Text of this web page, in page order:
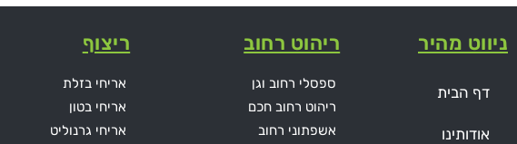
ניווט מהיר
דף הבית
אודותינו
ריהוט רחוב
ספסלי רחוב וגן
ריהוט רחוב חכם
אשפתוני רחוב
ריצוף
אריחי בזלת
אריחי בטון
אריחי גרנוליט